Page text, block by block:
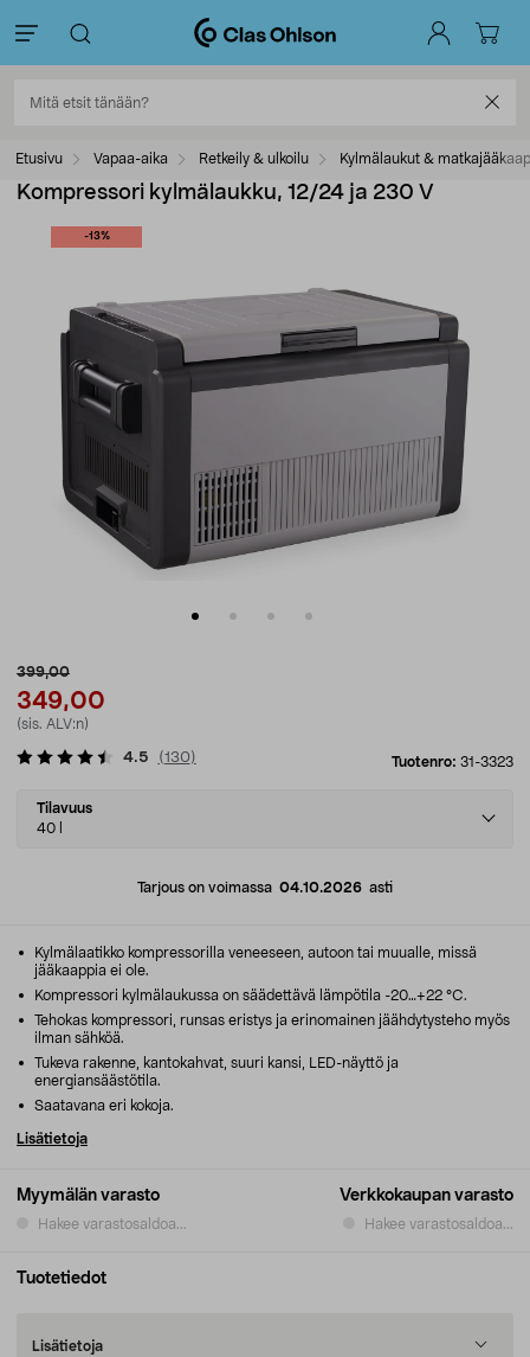
Etusivu Vapaa-aika Retkeily & ulkoilu Kylmälaukut &
Kompressori kylmälaukku, 12/24 ja 230 V
-13%
399,00
349,00
(sis. ALV:n)
Tuotenro: 31-3323
4.5 (130)
Select
variant
Tilavuus
40 l
Tarjous on voimassa 04.10.2026 asti
Myymälän varasto
Hakee varastosaldoa...
Verkkokaupan varasto
Hakee varastosaldoa...
Kylmälaatikko kompressorilla veneeseen, autoon tai muualle, missä
jääkaappia ei ole.
Kompressori kylmälaukussa on säädettävä lämpötila -20…+22 °C.
Tehokas kompressori, runsas eristys ja erinomainen jäähdytysteho myös
ilman sähköä.
Tukeva rakenne, kantokahvat, suuri kansi, LED-näyttö ja
energiansäästötila.
Saatavana eri kokoja.
Lisätietoja
Tuotetiedot
Lisätietoja